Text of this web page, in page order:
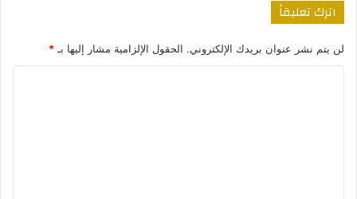
اترك تعليقاً
لن يتم نشر عنوان بريدك الإلكتروني. الحقول الإلزامية مشار إليها بـ *